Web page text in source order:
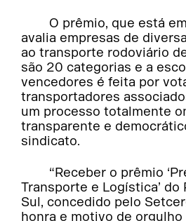
O prêmio, que está
avalia empresas de
ao transporte rodoviário
são 20 categorias e a
vencedores é feita por
transportadores
um processo totalmente
transparente e
sindicato.
“Receber o prêmio
Transporte e Logística’ do
Sul, concedido pelo
honra e motivo de orgulho